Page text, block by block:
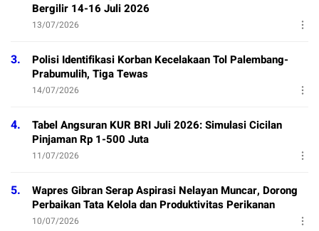
Bergilir 14-16 Juli 2026
13/07/2026
3.
Polisi Identifikasi Korban Kecelakaan Tol Palembang-
Prabumulih, Tiga Tewas
14/07/2026
4.
Tabel Angsuran KUR BRI Juli 2026: Simulasi Cicilan
Pinjaman Rp 1-500 Juta
11/07/2026
5.
Wapres Gibran Serap Aspirasi Nelayan Muncar, Dorong
Perbaikan Tata Kelola dan Produktivitas Perikanan
10/07/2026